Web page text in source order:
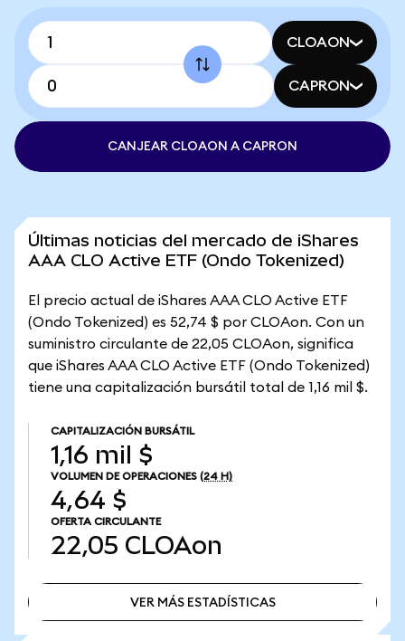
CLOAON
CAPRON
CANJEAR CLOAON A CAPRON
Últimas noticias del mercado de iShares
AAA CLO Active ETF (Ondo Tokenized)
El precio actual de iShares AAA CLO Active ETF
(Ondo Tokenized) es 52,74 $ por CLOAon. Con un
suministro circulante de 22,05 CLOAon, significa
que iShares AAA CLO Active ETF (Ondo Tokenized)
tiene una capitalización bursátil total de 1,16 mil $.
CAPITALIZACIÓN BURSÁTIL
1,16 mil $
VOLUMEN DE OPERACIONES (24 H)
4,64 $
OFERTA CIRCULANTE
22,05 CLOAon
VER MÁS ESTADÍSTICAS